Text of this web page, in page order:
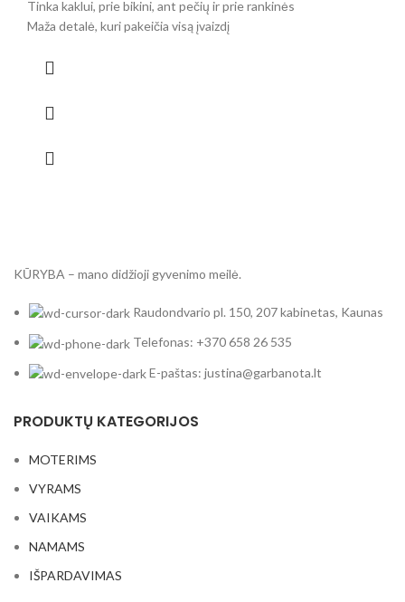
Tinka kaklui, prie bikini, ant pečių ir prie rankinės
Maža detalė, kuri pakeičia visą įvaizdį
KŪRYBA – mano didžioji gyvenimo meilė.
Raudondvario pl. 150, 207 kabinetas, Kaunas
Telefonas: +370 658 26 535
E-paštas: justina@garbanota.lt
PRODUKTŲ KATEGORIJOS
MOTERIMS
VYRAMS
VAIKAMS
NAMAMS
IŠPARDAVIMAS